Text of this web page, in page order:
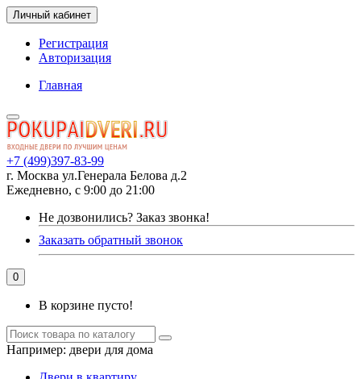
Личный кабинет
Регистрация
Авторизация
Главная
+7 (499)397-83-99
г. Москва ул.Генерала Белова д.2
Ежедневно, с 9:00 до 21:00
Не дозвонились? Заказ звонка!
Заказать обратный звонок
0
В корзине пусто!
Например: двери для дома